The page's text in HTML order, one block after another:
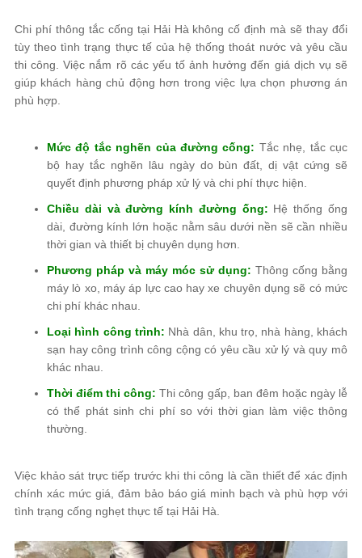
Chi phí thông tắc cống tại Hải Hà không cố định mà sẽ thay đổi
tùy theo tình trạng thực tế của hệ thống thoát nước và yêu cầu
thi công. Việc nắm rõ các yếu tố ảnh hưởng đến giá dịch vụ sẽ
giúp khách hàng chủ động hơn trong việc lựa chọn phương án
phù hợp.
Mức độ tắc nghẽn của đường cống: Tắc nhẹ, tắc cục
bộ hay tắc nghẽn lâu ngày do bùn đất, dị vật cứng sẽ
quyết định phương pháp xử lý và chi phí thực hiện.
Chiều dài và đường kính đường ống: Hệ thống ống
dài, đường kính lớn hoặc nằm sâu dưới nền sẽ cần nhiều
thời gian và thiết bị chuyên dụng hơn.
Phương pháp và máy móc sử dụng: Thông cống bằng
máy lò xo, máy áp lực cao hay xe chuyên dụng sẽ có mức
chi phí khác nhau.
Loại hình công trình: Nhà dân, khu trọ, nhà hàng, khách
sạn hay công trình công cộng có yêu cầu xử lý và quy mô
khác nhau.
Thời điểm thi công: Thi công gấp, ban đêm hoặc ngày lễ
có thể phát sinh chi phí so với thời gian làm việc thông
thường.
Việc khảo sát trực tiếp trước khi thi công là cần thiết để xác định
chính xác mức giá, đảm bảo báo giá minh bạch và phù hợp với
tình trạng cống nghẹt thực tế tại Hải Hà.